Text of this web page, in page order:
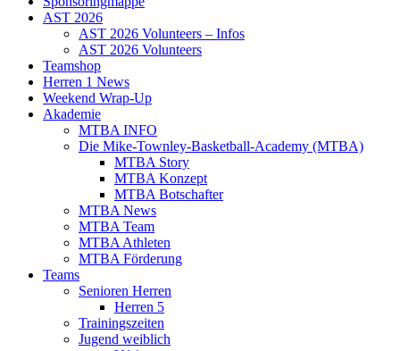
AST 2026
AST 2026 Volunteers – Infos
AST 2026 Volunteers
Teamshop
Herren 1 News
Weekend Wrap-Up
Akademie
MTBA INFO
Die Mike-Townley-Basketball-Academy (MTBA)
MTBA Story
MTBA Konzept
MTBA Botschafter
MTBA News
MTBA Team
MTBA Athleten
MTBA Förderung
Teams
Senioren Herren
Herren 5
Trainingszeiten
Jugend weiblich